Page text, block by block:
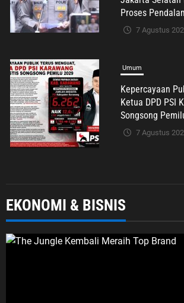
Kepercayaan
Ketua DPD PSI
Songsong
Umum
Green Expo
Bukti Nyata
Umum
H. Zuli Zulkipli
EKONOMI & BISNIS